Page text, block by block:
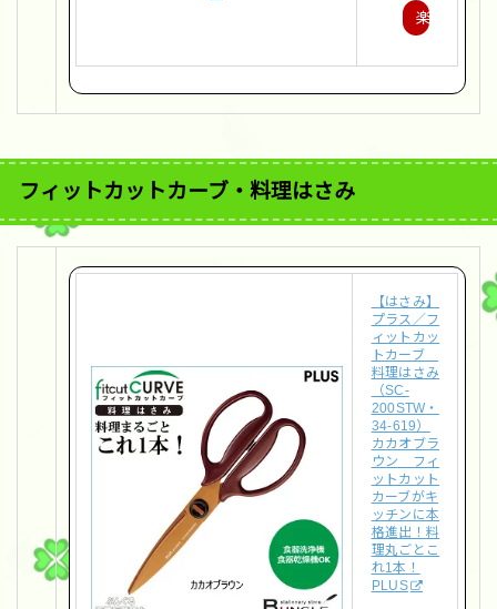
楽
で
入
フィットカットカーブ・料理はさみ
【はさみ】
プラス／フ
ィットカッ
トカーブ
料理はさみ
（SC-
200STW・
34-619）
カカオブラ
ウン フィ
ットカット
カーブがキ
ッチンに本
格進出！料
理丸ごとこ
れ1本！
PLUS